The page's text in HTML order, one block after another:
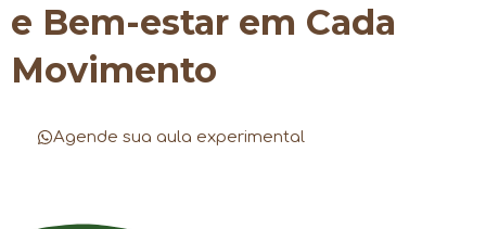
e Bem-estar em Cada
Movimento
Agende sua aula experimental